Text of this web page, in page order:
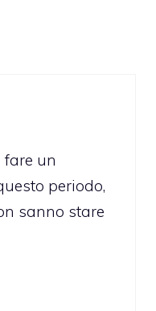
fare un
periodo,
sanno stare